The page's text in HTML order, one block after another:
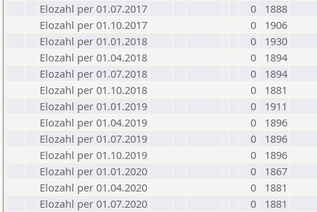
Elozahl per 01.07.2017
0
1888
Elozahl per 01.10.2017
0
1906
Elozahl per 01.01.2018
0
1930
Elozahl per 01.04.2018
0
1894
Elozahl per 01.07.2018
0
1894
Elozahl per 01.10.2018
0
1881
Elozahl per 01.01.2019
0
1911
Elozahl per 01.04.2019
0
1896
Elozahl per 01.07.2019
0
1896
Elozahl per 01.10.2019
0
1896
Elozahl per 01.01.2020
0
1867
Elozahl per 01.04.2020
0
1881
Elozahl per 01.07.2020
0
1881